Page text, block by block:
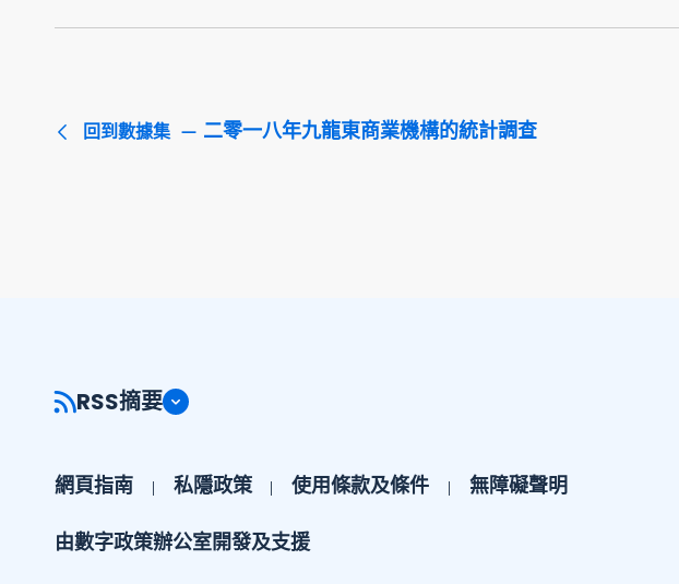
回到數據集 二零一八年九龍東商業機構的統計調查
RSS摘要
網頁指南 私隱政策 使用條款及條件 無障礙聲明
由數字政策辦公室開發及支援